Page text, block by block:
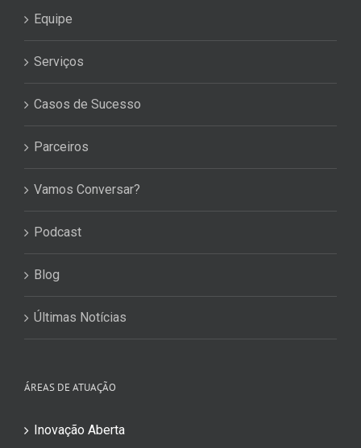
Equipe
Serviços
Casos de Sucesso
Parceiros
Vamos Conversar?
Podcast
Blog
Últimas Notícias
ÁREAS DE ATUAÇÃO
Inovação Aberta